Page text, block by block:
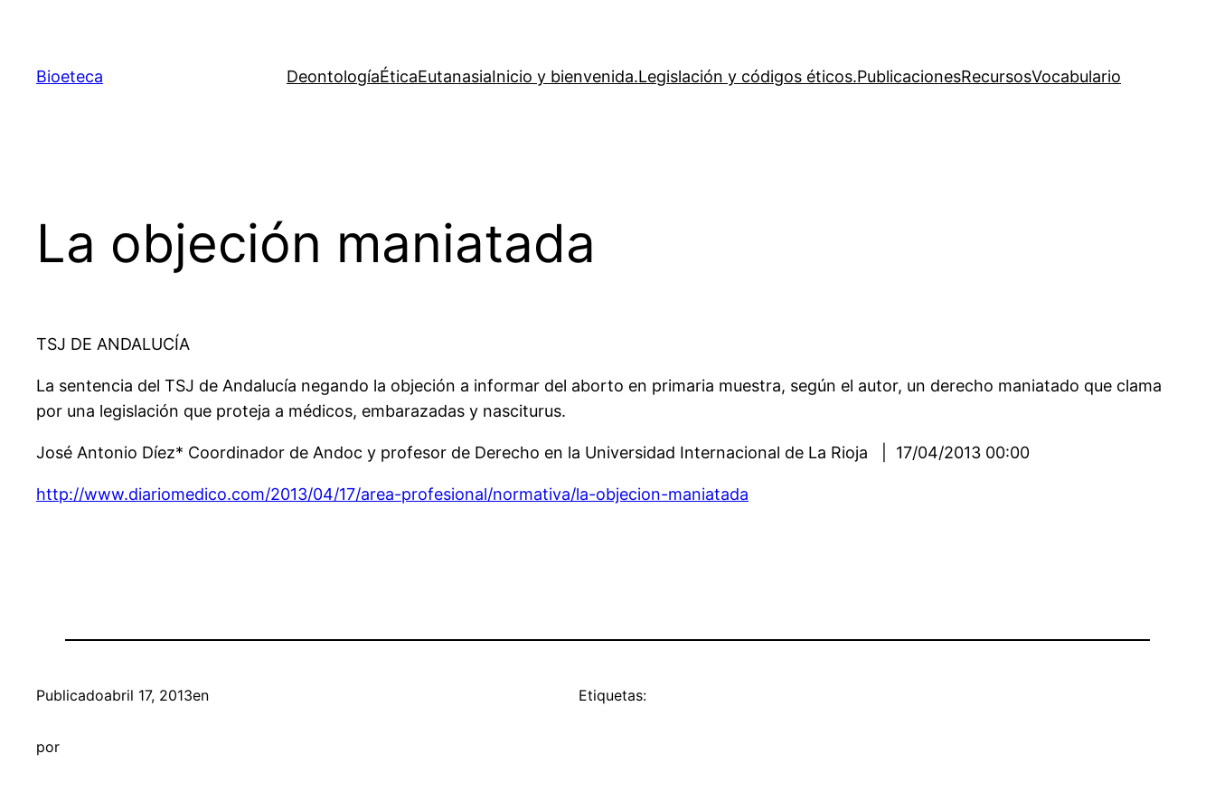
contenido
Bioeteca DeontologíaÉticaEutanasiaInicio y bienvenida.Legislación y códigos éticos.PublicacionesRecursosVocabulario
La objeción maniatada
TSJ DE ANDALUCÍA
La sentencia del TSJ de Andalucía negando la objeción a informar del aborto en primaria muestra, según el autor, un derecho maniatado que clama
por una legislación que proteja a médicos, embarazadas y nasciturus.
José Antonio Díez* Coordinador de Andoc y profesor de Derecho en la Universidad Internacional de La Rioja | 17/04/2013 00:00
http://www.diariomedico.com/2013/04/17/area-profesional/normativa/la-objecion-maniatada
Publicadoabril 17, 2013en
por
Etiquetas: